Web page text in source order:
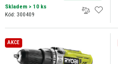
Skladem > 10 ks
Kód: 300409
AKCE